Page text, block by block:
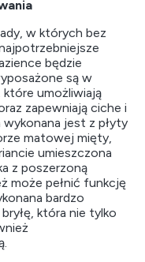
w których bez
będzie
są w
umożliwiają
zapewniają ciche i
jest z płyty
matowej mięty,
umieszczona
z poszerzoną
może pełnić funkcję
bardzo
która nie tylko